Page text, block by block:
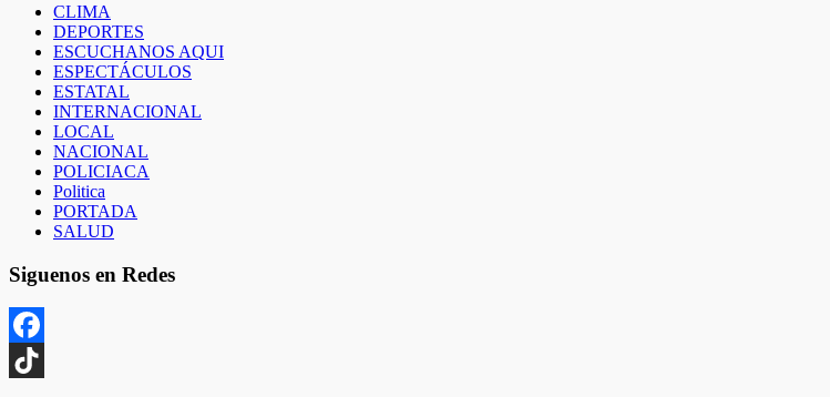
CLIMA
DEPORTES
ESCUCHANOS AQUI
ESPECTÁCULOS
ESTATAL
INTERNACIONAL
LOCAL
NACIONAL
POLICIACA
Politica
PORTADA
SALUD
Siguenos en Redes
Facebook